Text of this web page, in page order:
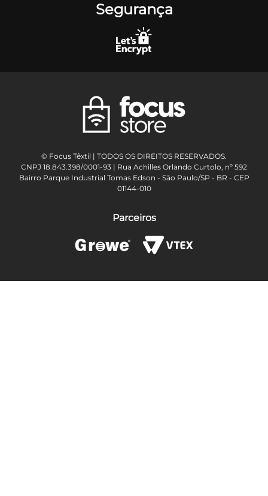
Segurança
© Focus Têxtil | TODOS OS DIREITOS RESERVADOS.
CNPJ 18.843.398/0001-93 | Rua Achilles Orlando Curtolo, nº 592
Bairro Parque Industrial Tomas Edson - São Paulo/SP - BR - CEP
01144-010
Parceiros